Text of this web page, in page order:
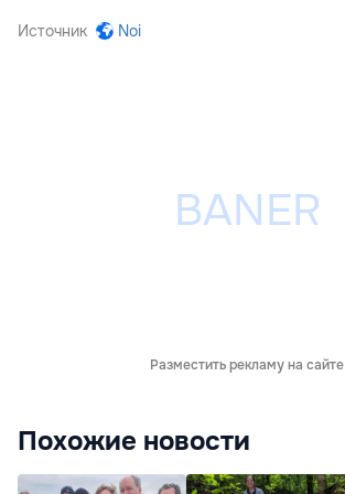
Источник Noi
Разместить рекламу на сайте
Похожие новости